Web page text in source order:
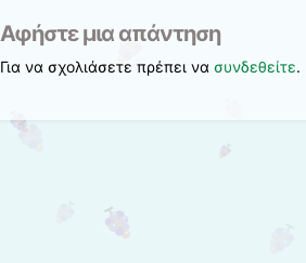
Αφήστε μια απάντηση
Για να σχολιάσετε πρέπει νασυνδεθείτε.